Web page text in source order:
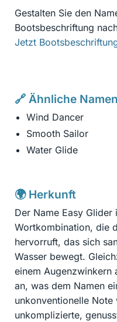
Gestalten Sie den
Bootsbeschriftung
Jetzt
🔗 Ähnliche
Wind Dancer
Smooth Sailor
Water Glide
🌍 Herkunft
Der Name Easy
Wortkombination, die
hervorruft, das sich
Wasser bewegt.
einem Augenzwinkern
an, was dem Namen
unkonventionelle
unkomplizierte,